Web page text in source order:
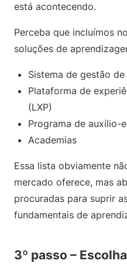
está acontecendo.
Perceba que incluímos
soluções de
Sistema de gestão
Plataforma de
(LXP)
Programa de auxílio-
Academias
Essa lista obviamente
mercado oferece, mas
procuradas para suprir
fundamentais de
3º passo –